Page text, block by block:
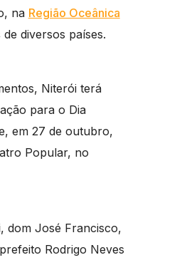
na Região Oceânica
diversos países.
Niterói terá
para o Dia
em 27 de outubro,
Popular, no
dom José Francisco,
Rodrigo Neves